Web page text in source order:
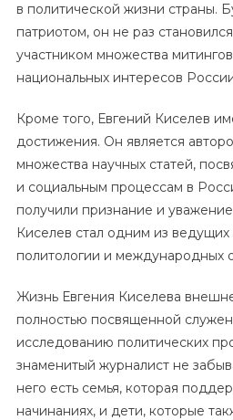
в политической жизни страны.
патриотом, он не раз
участником множества
национальных интересов
Кроме того, Евгений Киселев
достижения. Он является
множества научных статей,
и социальным процессам в
получили признание и
Киселев стал одним из ведущих
политологии и международных
Жизнь Евгения Киселева
полностью посвященной
исследованию политических
знаменитый журналист не
него есть семья, которая
начинаниях, и дети, которые